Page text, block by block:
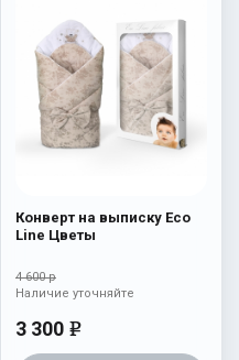
Конверт на выписку Eco
Line Цветы
4 600 р
3 300 e
Наличие уточняйте